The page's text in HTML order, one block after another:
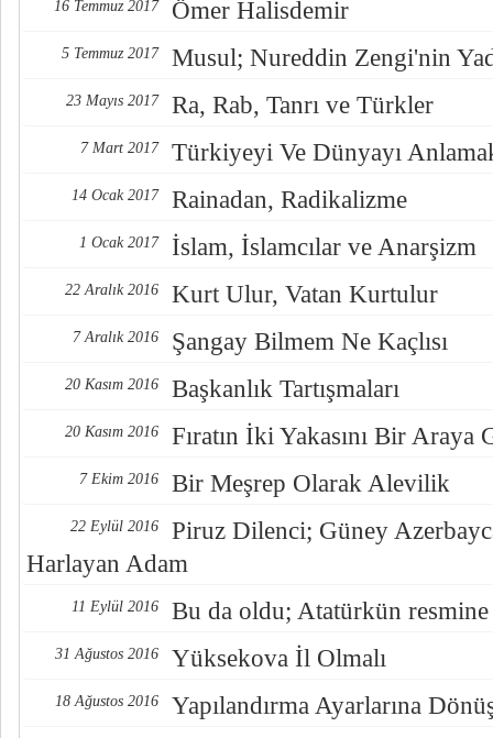
16 Temmuz 2017 Ömer Halisdemir
5 Temmuz 2017 Musul; Nureddin Zengi'nin
23 Mayıs 2017 Ra, Rab, Tanrı ve Türkler
7 Mart 2017 Türkiyeyi Ve Dünyayı
14 Ocak 2017 Rainadan, Radikalizme
1 Ocak 2017 İslam, İslamcılar ve Anarşizm
22 Aralık 2016 Kurt Ulur, Vatan Kurtulur
7 Aralık 2016 Şangay Bilmem Ne Kaçlısı
20 Kasım 2016 Başkanlık Tartışmaları
20 Kasım 2016 Fıratın İki Yakasını Bir Araya
7 Ekim 2016 Bir Meşrep Olarak Alevilik
22 Eylül 2016
Piruz Dilenci; Güney
Harlayan Adam
11 Eylül 2016 Bu da oldu; Atatürkün resmine
31 Ağustos 2016 Yüksekova İl Olmalı
18 Ağustos 2016 Yapılandırma Ayarlarına